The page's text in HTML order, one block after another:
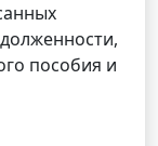
пособия и